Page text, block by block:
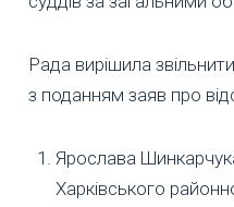
Рада вирішила
з поданням заяв про
Ярослава
Харківського